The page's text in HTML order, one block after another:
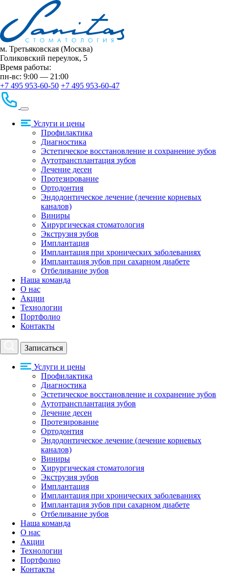
м. Третьяковская (Москва)
Голиковский переулок, 5
Время работы:
пн-вс: 9:00 — 21:00
+7 495 953-60-50 +7 495 953-60-47
Услуги и цены
Профилактика
Диагностика
Эстетическое восстановление и сохранение зубов
Аутотрансплантация зубов
Лечение десен
Протезирование
Ортодонтия
Эндодонтическое лечение (лечение корневых
каналов)
Виниры
Хирургическая стоматология
Экструзия зубов
Имплантация
Имплантация при хронических заболеваниях
Имплантация зубов при сахарном диабете
Отбеливание зубов
Наша команда
О нас
Акции
Технологии
Портфолио
Контакты
Записаться
Услуги и цены
Профилактика
Диагностика
Эстетическое восстановление и сохранение зубов
Аутотрансплантация зубов
Лечение десен
Протезирование
Ортодонтия
Эндодонтическое лечение (лечение корневых
каналов)
Виниры
Хирургическая стоматология
Экструзия зубов
Имплантация
Имплантация при хронических заболеваниях
Имплантация зубов при сахарном диабете
Отбеливание зубов
Наша команда
О нас
Акции
Технологии
Портфолио
Контакты